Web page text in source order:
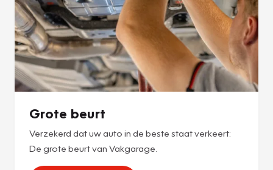
Grote beurt
Verzekerd dat uw auto in de beste staat verkeert:
De grote beurt van Vakgarage.